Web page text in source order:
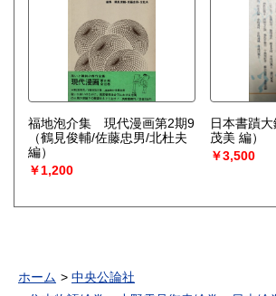
福地泡介集 現代漫画第2期9
（鶴見俊輔/佐藤忠男/北杜夫
編）
￥1,200
日本書蹟
茂美 編）
￥3,500
ホーム
中央公論社